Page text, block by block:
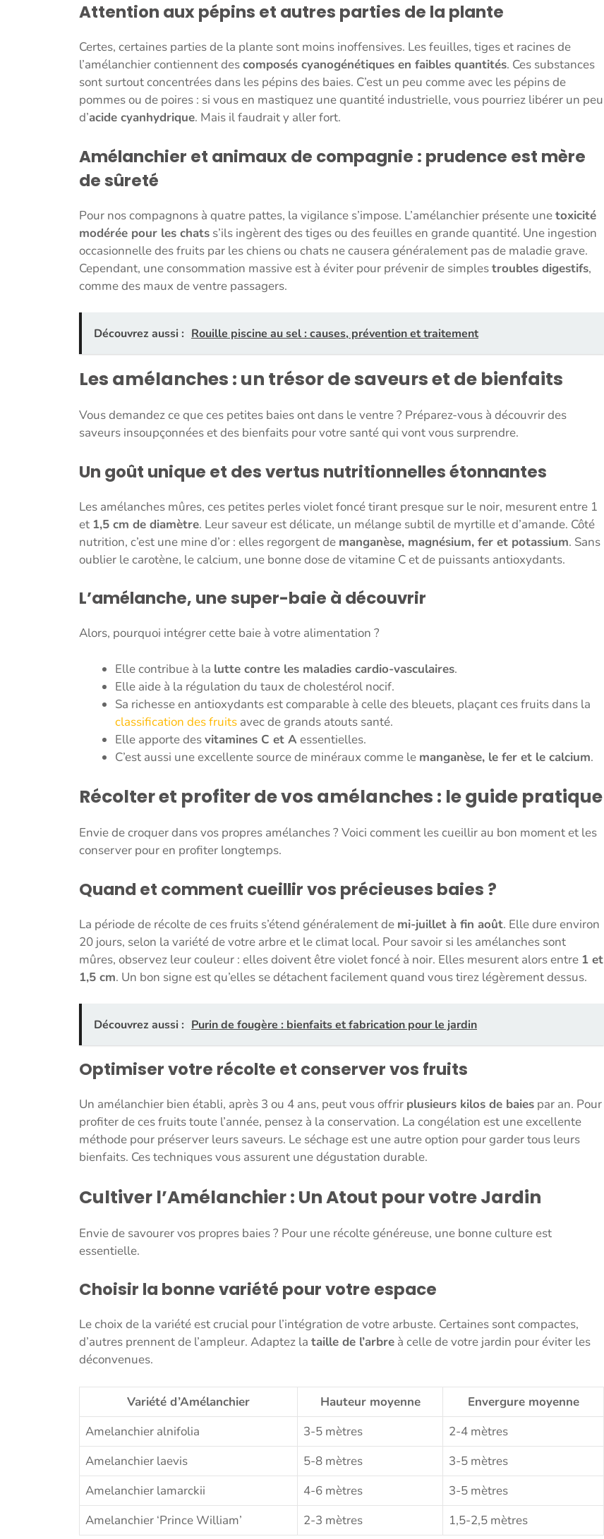
Attention aux pépins et autres parties de la plante
Certes, certaines parties de la plante sont moins inoffensives. Les feuilles, tiges et racines de
l’amélanchier contiennent descomposés cyanogénétiques en faibles quantités. Ces substances
sont surtout concentrées dans les pépins des baies. C’est un peu comme avec les pépins de
pommes ou de poires : si vous en mastiquez une quantité industrielle, vous pourriez libérer un peu
d’acide cyanhydrique. Mais il faudrait y aller fort.
Amélanchier et animaux de compagnie : prudence est mère
de sûreté
Pour nos compagnons à quatre pattes, la vigilance s’impose. L’amélanchier présente unetoxicité
modérée pour les chats s’ils ingèrent des tiges ou des feuilles en grande quantité. Une ingestion
occasionnelle des fruits par les chiens ou chats ne causera généralement pas de maladie grave.
Cependant, une consommation massive est à éviter pour prévenir de simplestroubles digestifs,
comme des maux de ventre passagers.
Découvrez aussi : Rouille piscine au sel : causes, prévention et traitement
Les amélanches : un trésor de saveurs et de bienfaits
Vous demandez ce que ces petites baies ont dans le ventre ? Préparez-vous à découvrir des
saveurs insoupçonnées et des bienfaits pour votre santé qui vont vous surprendre.
Un goût unique et des vertus nutritionnelles étonnantes
Les amélanches mûres, ces petites perles violet foncé tirant presque sur le noir, mesurent entre 1
et 1,5 cm de diamètre. Leur saveur est délicate, un mélange subtil de myrtille et d’amande. Côté
nutrition, c’est une mine d’or : elles regorgent de manganèse, magnésium, fer et potassium. Sans
oublier le carotène, le calcium, une bonne dose de vitamine C et de puissants antioxydants.
L’amélanche, une super-baie à découvrir
Alors, pourquoi intégrer cette baie à votre alimentation ?
Elle contribue à la lutte contre les maladies cardio-vasculaires.
Elle aide à la régulation du taux de cholestérol nocif.
Sa richesse en antioxydants est comparable à celle des bleuets, plaçant ces fruits dans la
classification des fruits avec de grands atouts santé.
Elle apporte desvitamines C et A essentielles.
C’est aussi une excellente source de minéraux comme le manganèse, le fer et le calcium.
Récolter et profiter de vos amélanches : le guide pratique
Envie de croquer dans vos propres amélanches ? Voici comment les cueillir au bon moment et les
conserver pour en profiter longtemps.
Quand et comment cueillir vos précieuses baies ?
La période de récolte de ces fruits s’étend généralement de mi-juillet à fin août. Elle dure environ
20 jours, selon la variété de votre arbre et le climat local. Pour savoir si les amélanches sont
mûres, observez leur couleur : elles doivent être violet foncé à noir. Elles mesurent alors entre 1 et
1,5 cm. Un bon signe est qu’elles se détachent facilement quand vous tirez légèrement dessus.
Découvrez aussi : Purin de fougère : bienfaits et fabrication pour le jardin
Optimiser votre récolte et conserver vos fruits
Un amélanchier bien établi, après 3 ou 4 ans, peut vous offrir plusieurs kilos de baies par an. Pour
profiter de ces fruits toute l’année, pensez à la conservation. La congélation est une excellente
méthode pour préserver leurs saveurs. Le séchage est une autre option pour garder tous leurs
bienfaits. Ces techniques vous assurent une dégustation durable.
Cultiver l’Amélanchier : Un Atout pour votre Jardin
Envie de savourer vos propres baies ? Pour une récolte généreuse, une bonne culture est
essentielle.
Choisir la bonne variété pour votre espace
Le choix de la variété est crucial pour l’intégration de votre arbuste. Certaines sont compactes,
d’autres prennent de l’ampleur. Adaptez la taille de l’arbre à celle de votre jardin pour éviter les
déconvenues.
Variété d’Amélanchier Hauteur moyenne
Envergure moyenne
Amelanchier alnifolia
3-5 mètres
2-4 mètres
Amelanchier laevis
5-8 mètres
3-5 mètres
Amelanchier lamarckii
4-6 mètres
3-5 mètres
Amelanchier ‘Prince William’
2-3 mètres 1,5-2,5 mètres